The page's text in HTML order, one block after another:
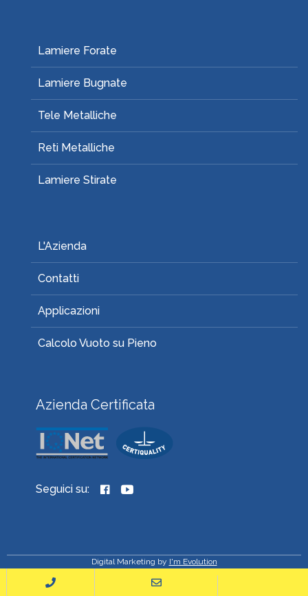
Lamiere Forate
Lamiere Bugnate
Tele Metalliche
Reti Metalliche
Lamiere Stirate
L'Azienda
Contatti
Applicazioni
Calcolo Vuoto su Pieno
Azienda Certificata
Seguici su:
Digital Marketing by I'm Evolution